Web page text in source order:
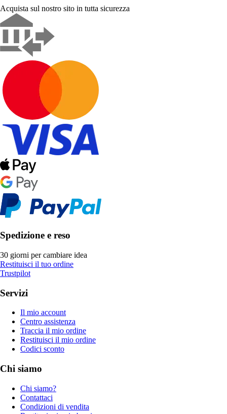
Acquista sul nostro sito in tutta sicurezza
Spedizione e reso
30 giorni per cambiare idea
Restituisci il tuo ordine
Trustpilot
Servizi
Il mio account
Centro assistenza
Traccia il mio ordine
Restituisci il mio ordine
Codici sconto
Chi siamo
Chi siamo?
Contattaci
Condizioni di vendita